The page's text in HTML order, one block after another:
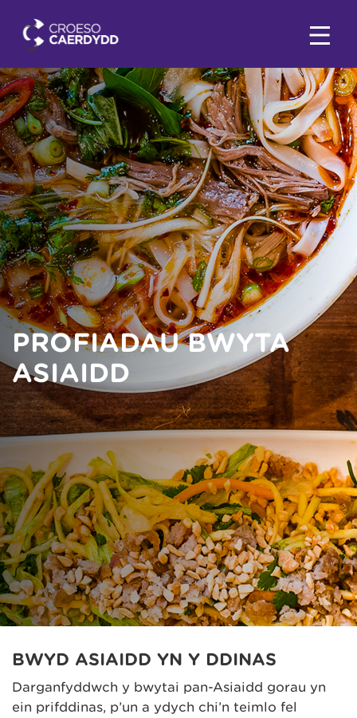
PROFIADAU BWYTA
ASIAIDD
BWYD ASIAIDD YN Y DDINAS
Darganfyddwch y bwytai pan-Asiaidd gorau yn
ein prifddinas, p’un a ydych chi’n teimlo fel